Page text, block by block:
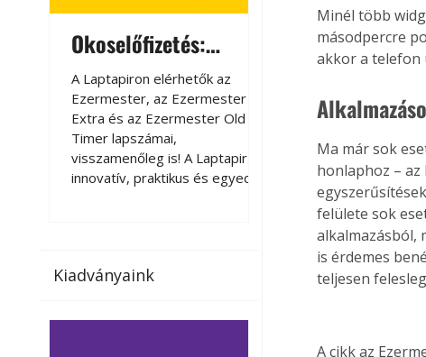
Okoselőfizetés:
Ezermester Extra
A Laptapiron elérhetők az
Ezermester, az Ezermester
Extra és az Ezermester Old
Timer lapszámai,
visszamenőleg is! A Laptapir új,
innovatív, praktikus és egyedi
az otthonában, útközben vagy
elérhetők lapszámaink. Bárhol,
Okoselőfizetés
Ezermester, az
Extra és az Ezermester
visszamenőleg is! A
innovatív, praktikus és
megoldás a nyomtatott
magazinok digitális
számítógépen,
vagy táblagépen.
az otthonában,
Kiadványaink
Minél több
másodpercre
akkor a telefon
Ma már sok
honlaphoz – az
felülete sok
alkalmazásból,
is érdemes
teljesen
A cikk az